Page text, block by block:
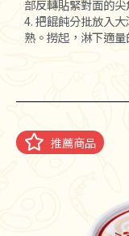
部反轉貼緊對面的尖
4. 把餛飩分批放入
熟。撈起，淋下適
推薦商品